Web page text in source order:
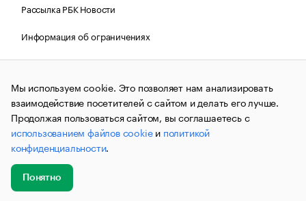
Рассылка РБК Новости
Информация об ограничениях
Правовая информация
О соблюдении авторских прав
© АО «РОСБИЗНЕСКОНСАЛТИНГ»,1995–2026.Сообщения
и материалы информационного агентства «РБК»
(зарегистрировано Федеральной службой по надзору в сфере
связи, информационных технологий и массовых
коммуникаций (Роскомнадзор) 09.12.2015 за номером ИА
№ФС77-63848) сопровождаются пометкой «РБК». Отдельные
публикации могут содержать информацию,
не предназначенную для пользователей
до 18 лет.
Мы используем cookie. Это позволяет нам анализировать
взаимодействие посетителей с сайтом и делать его лучше.
Продолжая пользоваться сайтом, вы соглашаетесь с
использованием файлов cookieи политикой
конфиденциальности.
Понятно